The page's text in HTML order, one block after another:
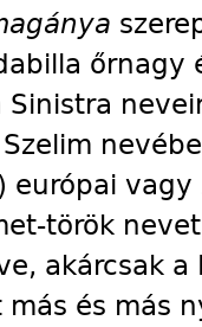
őrnagy
vagy
török
akárcsak
és más